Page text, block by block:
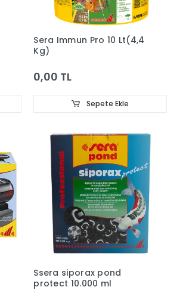
Sera Immun Pro 10 Lt(4,4
Kg)
0,00 TL
Sepete Ekle
Ssera siporax pond
protect 10.000 ml